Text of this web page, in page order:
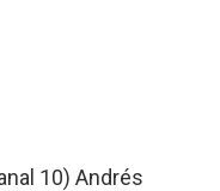
10) Andrés